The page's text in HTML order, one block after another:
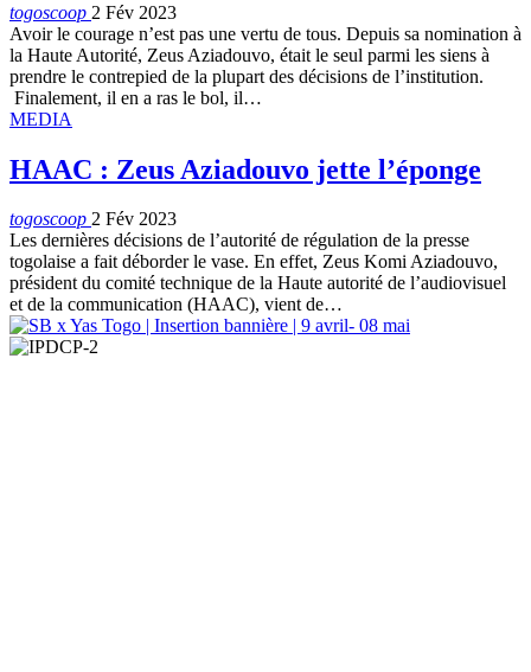
togoscoop 2 Fév 2023
Avoir le courage n’est pas une vertu de tous. Depuis sa nomination à
la Haute Autorité, Zeus Aziadouvo, était le seul parmi les siens à
prendre le contrepied de la plupart des décisions de l’institution.
Finalement, il en a ras le bol, il…
MEDIA
HAAC : Zeus Aziadouvo jette l’éponge
togoscoop 2 Fév 2023
Les dernières décisions de l’autorité de régulation de la presse
togolaise a fait déborder le vase. En effet, Zeus Komi Aziadouvo,
président du comité technique de la Haute autorité de l’audiovisuel
et de la communication (HAAC), vient de…